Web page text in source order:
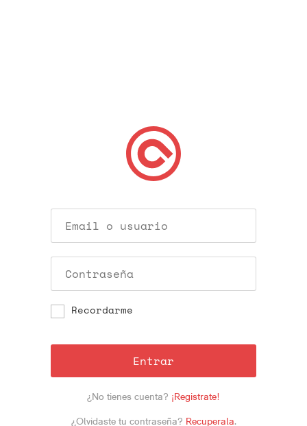
Recordarme
Entrar
¿No tienes cuenta? ¡Registrate!
¿Olvidaste tu contraseña? Recuperala.